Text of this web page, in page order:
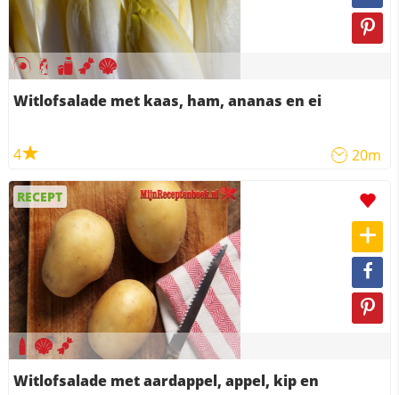
Witlofsalade met kaas, ham, ananas en ei
4 20m
RECEPT
Witlofsalade met aardappel, appel, kip en